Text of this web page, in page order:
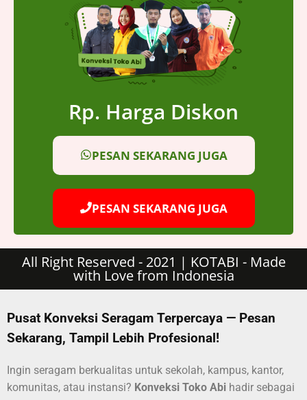
Rp. Harga Diskon
PESAN SEKARANG JUGA
PESAN SEKARANG JUGA
All Right Reserved - 2021 | KOTABI - Made
with Love from Indonesia
Pusat Konveksi Seragam Terpercaya — Pesan
Sekarang, Tampil Lebih Profesional!
Ingin seragam berkualitas untuk sekolah, kampus, kantor,
komunitas, atau instansi? Konveksi Toko Abi hadir sebagai